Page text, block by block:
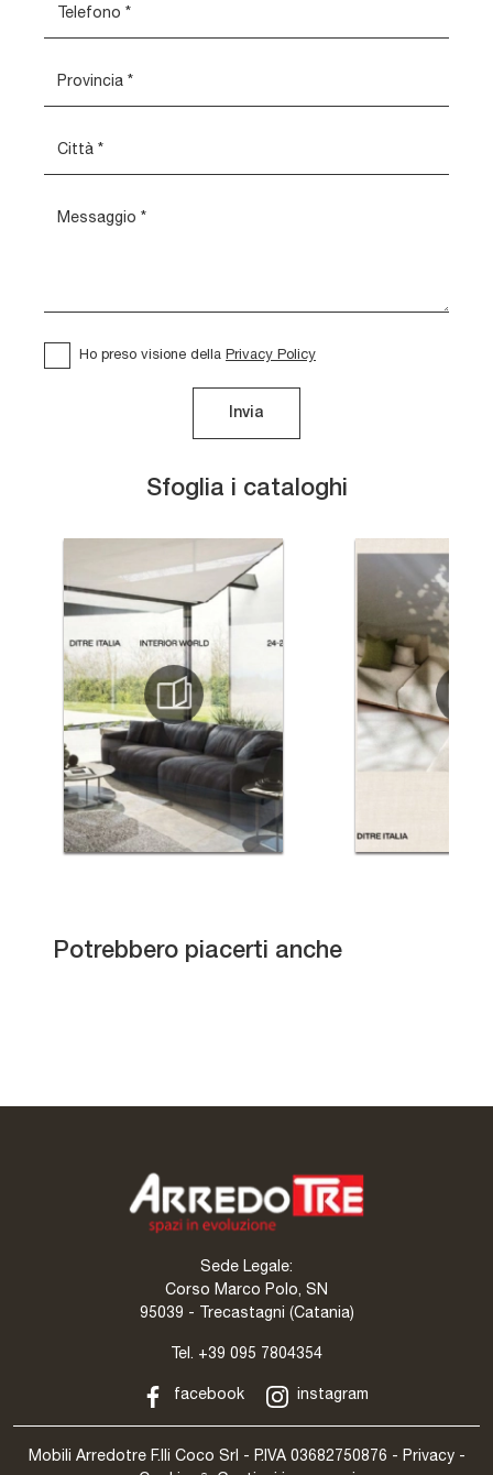
Sfoglia i cataloghi
Ho preso visione della Privacy Policy
Invia
Potrebbero piacerti anche
Loft Special
Glamour
Sede Legale:
Corso Marco Polo, SN
95039 - Trecastagni (Catania)
Tel. +39 095 7804354
facebook instagram
Mobili Arredotre F.lli Coco Srl - P.IVA 03682750876 - Privacy-